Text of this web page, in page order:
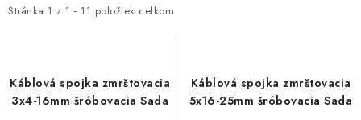
REFERENCIE
i
r
o
Stránka 1 z 1 - 11 položiek celkom
e
e
p
Káblová spojka zmrštovacia
3x4-16mm šróbovacia Sada
Káblová spojka zmrštovacia
5x16-25mm šróbovacia Sada